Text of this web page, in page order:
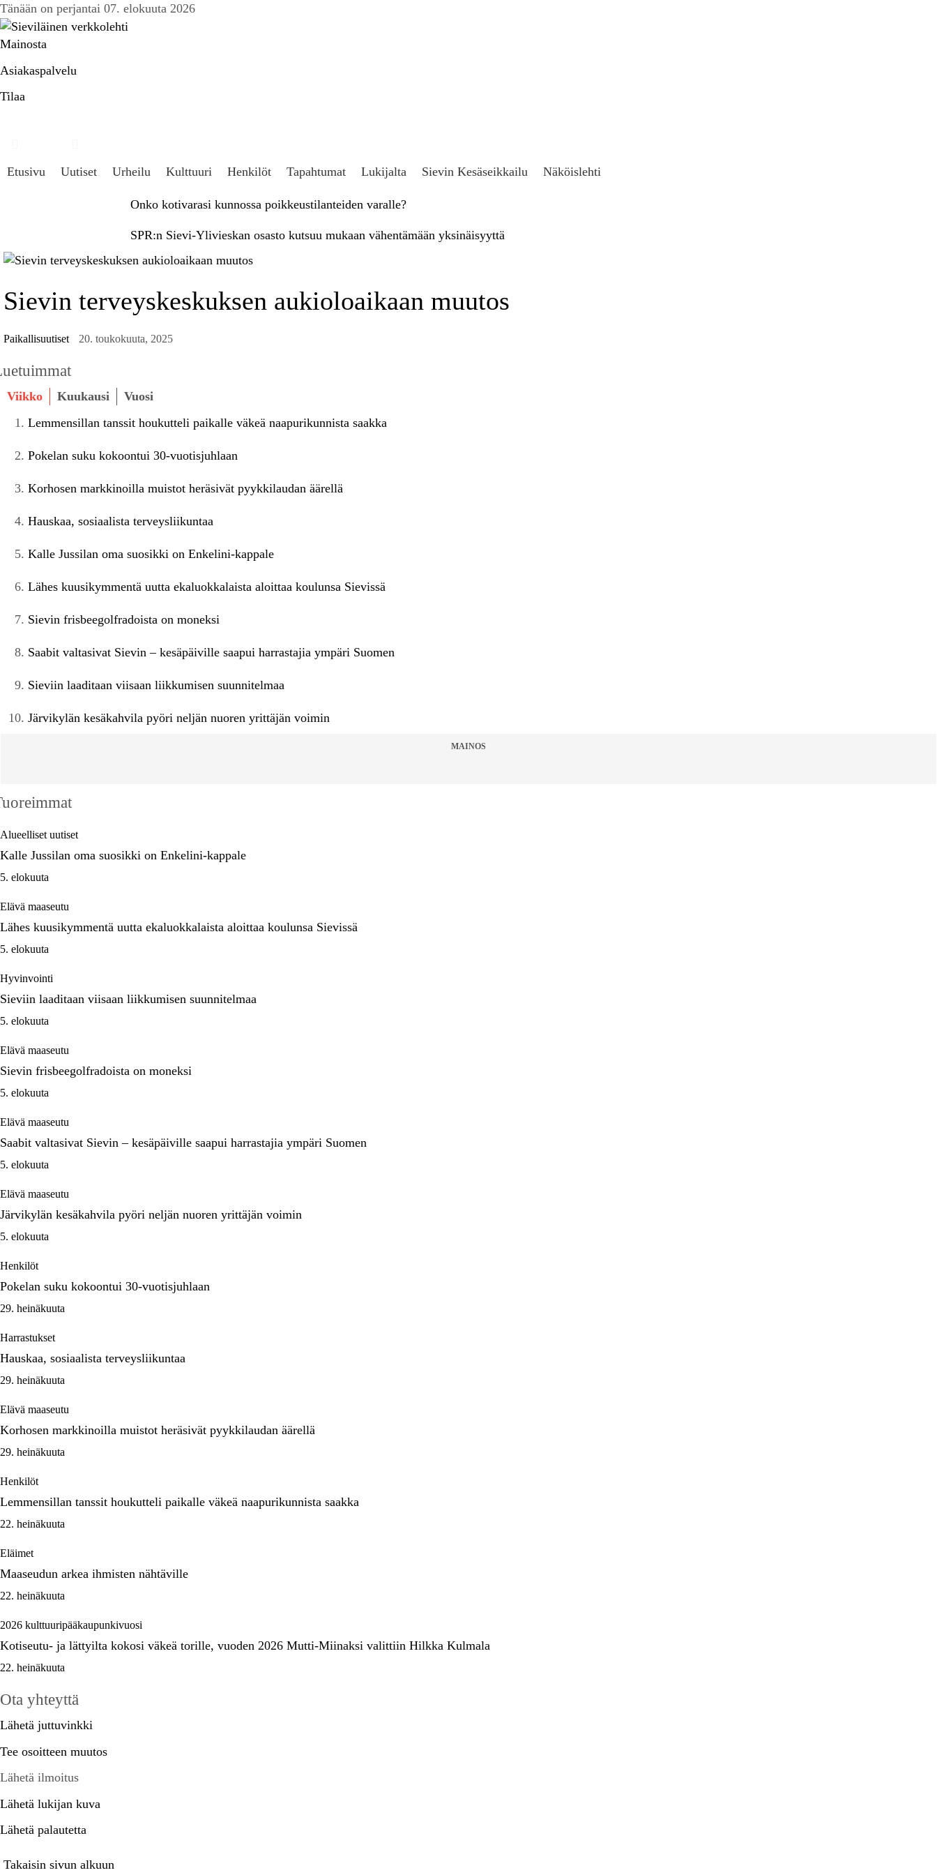
Tänään on perjantai 07. elokuuta 2026
Mainosta
Asiakaspalvelu
Tilaa
Etusivu Uutiset Urheilu Kulttuuri Henkilöt Tapahtumat Lukijalta Sievin Kesäseikkailu Näköislehti
Onko kotivarasi kunnossa poikkeustilanteiden varalle?
SPR:n Sievi-Ylivieskan osasto kutsuu mukaan vähentämään yksinäisyyttä
Sievin terveyskeskuksen aukioloaikaan muutos
Paikallisuutiset 20. toukokuuta, 2025
Viikko Kuukausi
Vuosi
Lemmensillan tanssit houkutteli paikalle väkeä naapurikunnista saakka
Pokelan suku kokoontui 30-vuotisjuhlaan
Korhosen markkinoilla muistot heräsivät pyykkilaudan äärellä
Hauskaa, sosiaalista terveysliikuntaa
Kalle Jussilan oma suosikki on Enkelini-kappale
Lähes kuusikymmentä uutta ekaluokkalaista aloittaa koulunsa Sievissä
Sievin frisbeegolfradoista on moneksi
Saabit valtasivat Sievin – kesäpäiville saapui harrastajia ympäri Suomen
Sieviin laaditaan viisaan liikkumisen suunnitelmaa
Järvikylän kesäkahvila pyöri neljän nuoren yrittäjän voimin
MAINOS
Alueelliset uutiset
Kalle Jussilan oma suosikki on Enkelini-kappale
5. elokuuta
Elävä maaseutu
Lähes kuusikymmentä uutta ekaluokkalaista aloittaa koulunsa Sievissä
5. elokuuta
Hyvinvointi
Sieviin laaditaan viisaan liikkumisen suunnitelmaa
5. elokuuta
Elävä maaseutu
Sievin frisbeegolfradoista on moneksi
5. elokuuta
Elävä maaseutu
Saabit valtasivat Sievin – kesäpäiville saapui harrastajia ympäri Suomen
5. elokuuta
Elävä maaseutu
Järvikylän kesäkahvila pyöri neljän nuoren yrittäjän voimin
5. elokuuta
Henkilöt
Pokelan suku kokoontui 30-vuotisjuhlaan
29. heinäkuuta
Harrastukset
Hauskaa, sosiaalista terveysliikuntaa
29. heinäkuuta
Elävä maaseutu
Korhosen markkinoilla muistot heräsivät pyykkilaudan äärellä
29. heinäkuuta
Henkilöt
Lemmensillan tanssit houkutteli paikalle väkeä naapurikunnista saakka
22. heinäkuuta
Eläimet
Maaseudun arkea ihmisten nähtäville
22. heinäkuuta
2026 kulttuuripääkaupunkivuosi
Kotiseutu- ja lättyilta kokosi väkeä torille, vuoden 2026 Mutti-Miinaksi valittiin Hilkka Kulmala
22. heinäkuuta
Ota yhteyttä
Lähetä juttuvinkki
Tee osoitteen muutos
Lähetä ilmoitus
Lähetä lukijan kuva
Lähetä palautetta
Takaisin sivun alkuun